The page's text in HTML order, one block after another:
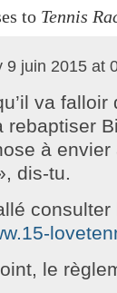
to Tennis
9 juin 2015 at
va
rebaptiser
à
dis-tu.
le